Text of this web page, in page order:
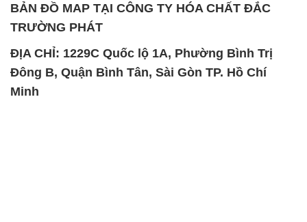
BẢN ĐỒ MAP TẠI CÔNG TY HÓA CHẤT ĐẮC
TRƯỜNG PHÁT
ĐỊA CHỈ: 1229C Quốc lộ 1A, Phường Bình Trị
Đông B, Quận Bình Tân, Sài Gòn TP. Hồ Chí
Minh